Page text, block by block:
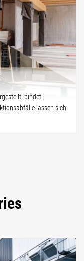
bindet
lassen sich